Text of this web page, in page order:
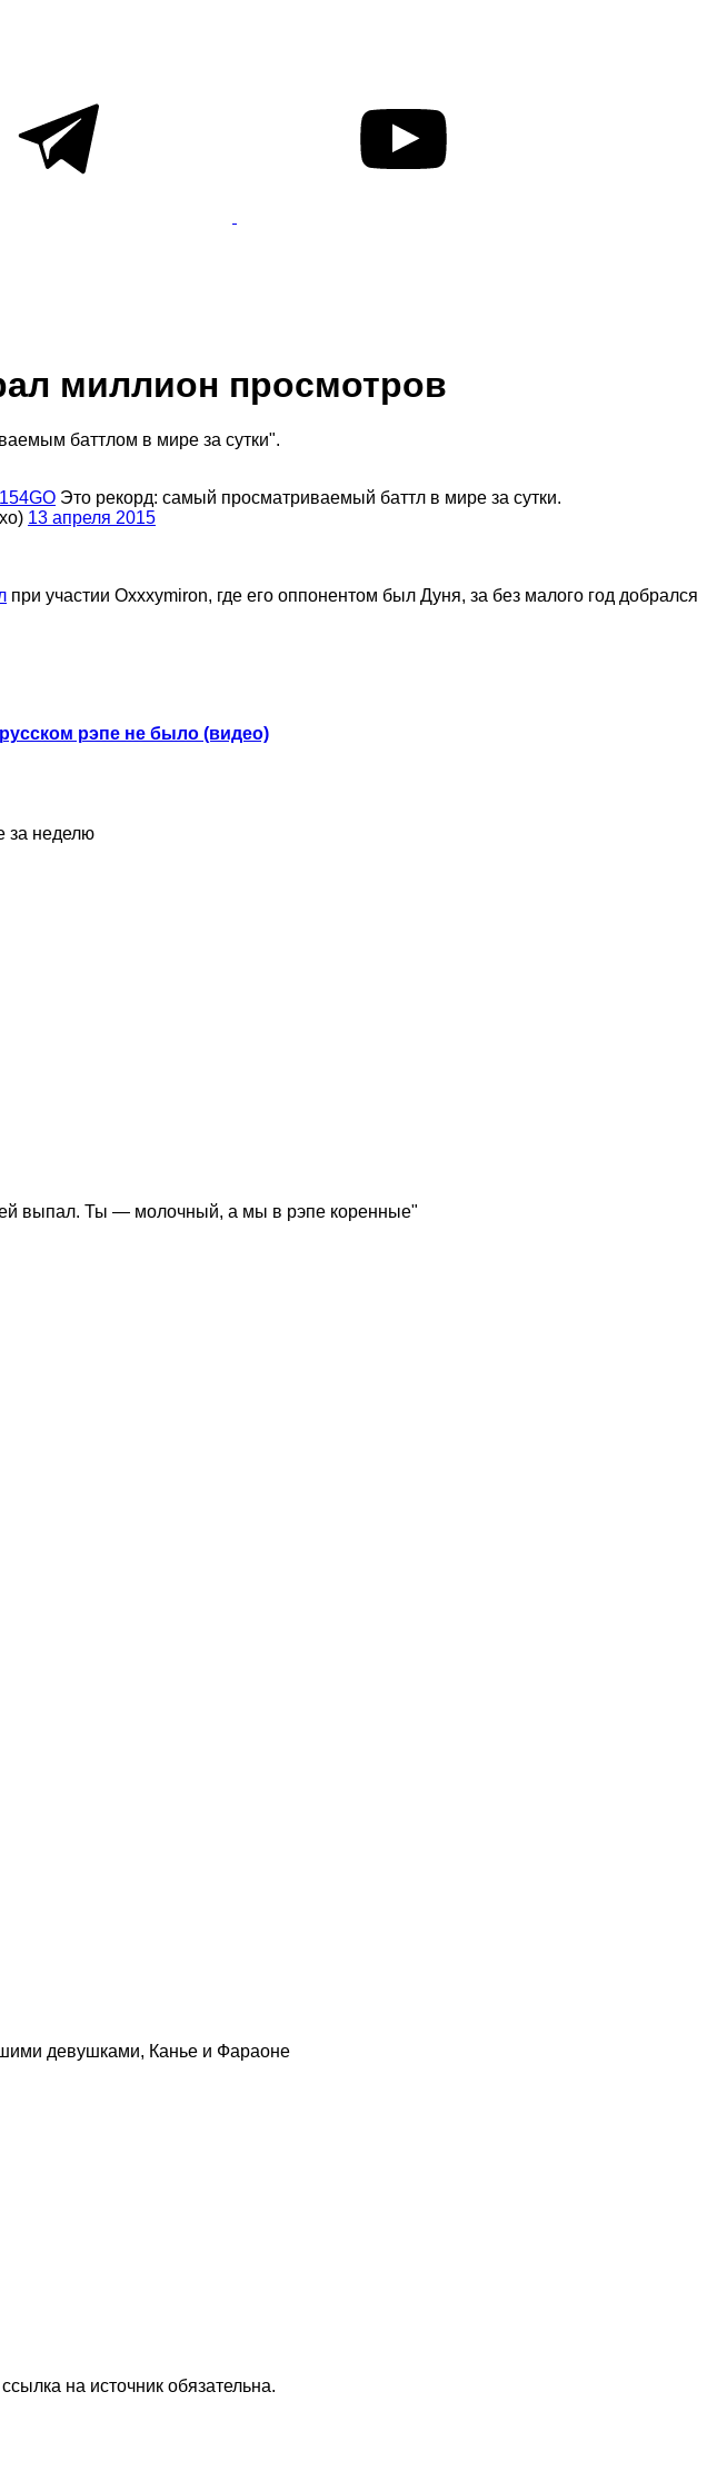
миллион просмотров
баттлом в мире за сутки".
Это рекорд: самый просматриваемый баттл в мире за сутки.
13 апреля 2015
при участии Oxxxymiron, где его оппонентом был Дуня, за без малого год добрался
рэпе не было (видео)
за неделю
выпал. Ты — молочный, а мы в рэпе коренные"
девушками, Канье и Фараоне
на источник обязательна.